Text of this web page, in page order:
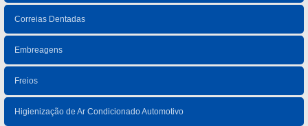
Correias Dentadas
Embreagens
Freios
Higienização de Ar Condicionado Automotivo